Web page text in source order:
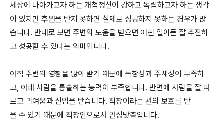
세상에 나아가고자 하는 개척정신이 강하고 독립하고자 하는 생각
이 있지만 후원을 받지 못하면 실제로 성공하지 못하는 경우가 많
습니다. 반대로 보면 주변의 도움을 받으면 어떤 일이든 잘 추진하
고 성공할 수 있다는 의미입니다.
아직 주변의 영향을 많이 받기 때문에 독창성과 주체성이 부족하
고, 아래 사람을 통솔하는 능력이 부족합니다. 반면에 사람을 잘 따
르고 귀여움과 신임을 받습니다. 직장이라는 관의 보호를 받
을 수 있기 때문에 직장인으로서 안성맞춤입니다.